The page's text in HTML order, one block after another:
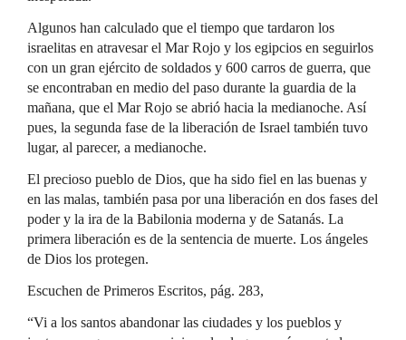
Algunos han calculado que el tiempo que tardaron los
israelitas en atravesar el Mar Rojo y los egipcios en seguirlos
con un gran ejército de soldados y 600 carros de guerra, que
se encontraban en medio del paso durante la guardia de la
mañana, que el Mar Rojo se abrió hacia la medianoche. Así
pues, la segunda fase de la liberación de Israel también tuvo
lugar, al parecer, a medianoche.
El precioso pueblo de Dios, que ha sido fiel en las buenas y
en las malas, también pasa por una liberación en dos fases del
poder y la ira de la Babilonia moderna y de Satanás. La
primera liberación es de la sentencia de muerte. Los ángeles
de Dios los protegen.
Escuchen de Primeros Escritos, pág. 283,
“Vi a los santos abandonar las ciudades y los pueblos y